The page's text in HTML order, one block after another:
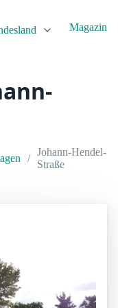
Magazin
Johann-Hendel-
Straße